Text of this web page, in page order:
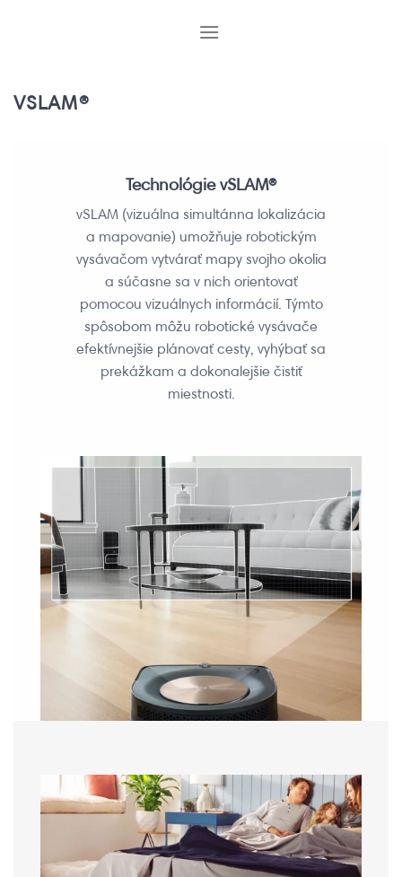
VSLAM®
Technológie vSLAM®
vSLAM (vizuálna simultánna lokalizácia
a mapovanie) umožňuje robotickým
vysávačom vytvárať mapy svojho okolia
a súčasne sa v nich orientovať
pomocou vizuálnych informácií. Týmto
spôsobom môžu robotické vysávače
efektívnejšie plánovať cesty, vyhýbať sa
prekážkam a dokonalejšie čistiť
miestnosti.